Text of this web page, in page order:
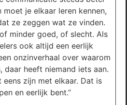
je elkaar leren kennen,
ze zeggen wat ze vinden.
minder goed, of slecht. Als
ook altijd een eerlijk
onzinverhaal over waarom
daar heeft niemand iets aan.
eens zijn met elkaar. Dat is
en eerlijk bent.”